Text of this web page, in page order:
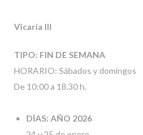
Vicaría III
TIPO: FIN DE SEMANA
HORARIO: Sábados y domingos
De 10:00 a 18.30 h.
DÍAS:AÑO 2026